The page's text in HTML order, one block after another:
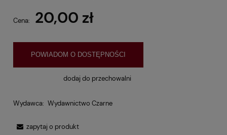
Cena: 20,00 zł
POWIADOM O DOSTĘPNOŚCI
dodaj do przechowalni
Wydawca: Wydawnictwo Czarne
zapytaj o produkt